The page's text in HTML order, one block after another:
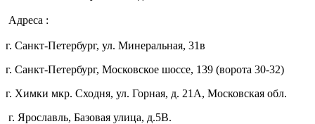
Адреса :
г. Санкт-Петербург, ул. Минеральная, 31в
г. Санкт-Петербург, Московское шоссе, 139 (ворота 30-32)
г. Химки мкр. Сходня, ул. Горная, д. 21А, Московская обл.
г. Ярославль, Базовая улица, д.5В.